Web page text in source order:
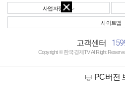
YouTube 서비스 약관
사이트맵